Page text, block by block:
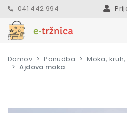
041 442 994
Domov Ponudba Moka,
Ajdova moka